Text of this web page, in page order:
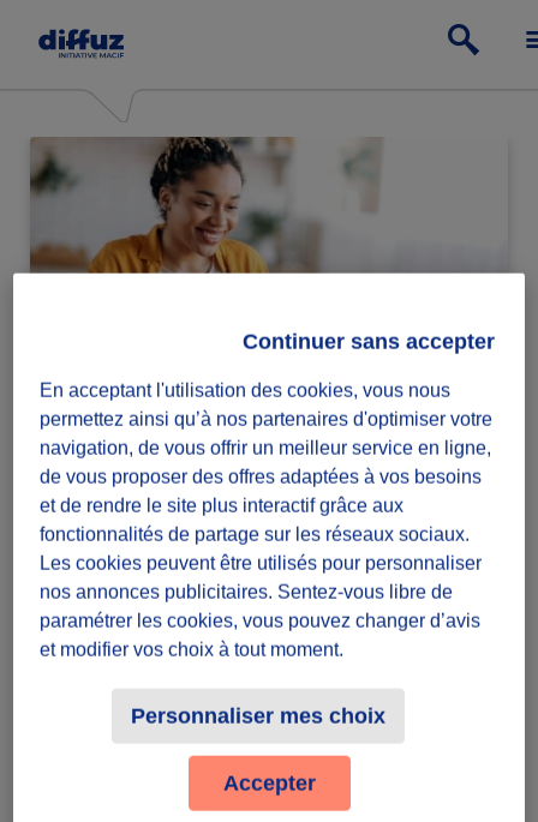
Particulier
Passe à l'action relève ou lance des défis
solidaires.
Inscris-toi
Me connecter
En acceptant l'utilisation des cookies, vous nous
permettez ainsi qu’à nos partenaires d'optimiser votre
navigation, de vous offrir un meilleur service en ligne,
de vous proposer des offres adaptées à vos besoins
et de rendre le site plus interactif grâce aux
fonctionnalités de partage sur les réseaux sociaux.
Les cookies peuvent être utilisés pour personnaliser
nos annonces publicitaires. Sentez-vous libre de
paramétrer les cookies, vous pouvez changer d’avis
et modifier vos choix à tout moment.
Personnaliser mes choix
Continuer sans accepter
Accepter